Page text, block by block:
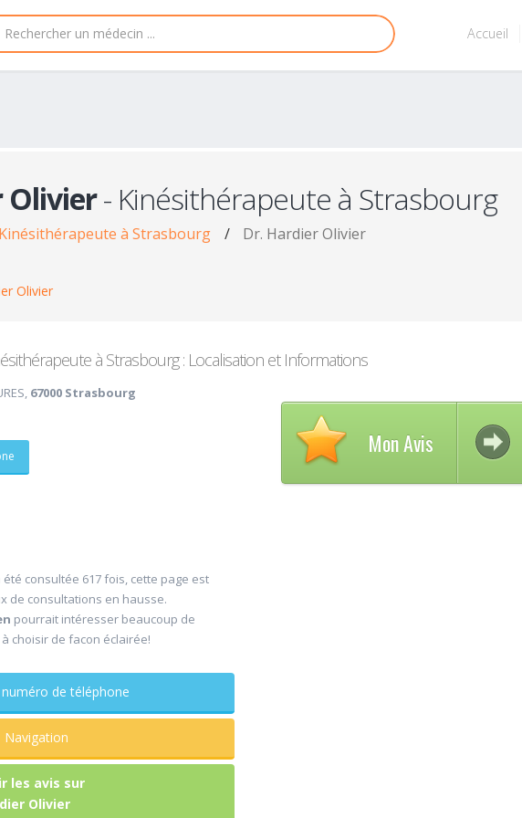
Accueil
Olivier- Kinésithérapeute à Strasbourg
Kinésithérapeute à Strasbourg / Dr. Hardier Olivier
Olivier
à Strasbourg : Localisation et Informations
67000 Strasbourg
été consultée 617 fois, cette page est
de consultations en hausse.
pourrait intéresser beaucoup de
choisir de facon éclairée!
Afficher le numéro de téléphone
Navigation
les avis sur
Olivier
Mon Avis